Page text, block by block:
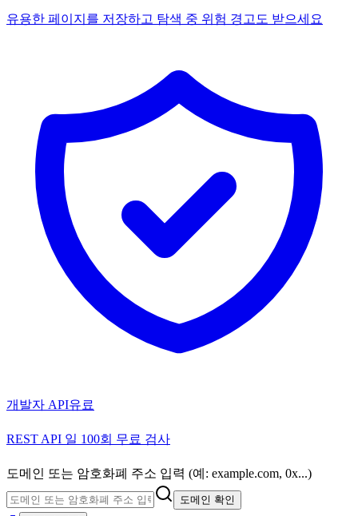
유용한 페이지를 저장하고 탐색 중 위험 경고도 받으세요
개발자 API유료
REST API 일 100회 무료 검사
도메인 또는 암호화폐 주소 입력 (예: example.com, 0x...)
도메인 확인